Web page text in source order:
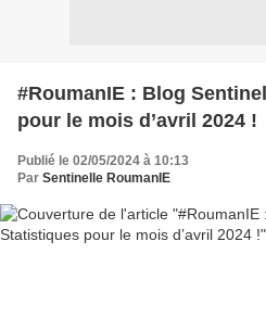
#RoumanIE : Blog
pour le mois d’avril 2024 !
Publié le 02/05/2024 à 10:13
Par Sentinelle RoumanIE